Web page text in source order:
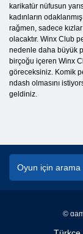
karikatür nüfusun
kadınların
rağmen, sadece
olacaktır. Winx Club
nedenle daha büyük
birçoğu içeren Winx
göreceksiniz. Komik
ndash olmasını
geldiniz.
©
English